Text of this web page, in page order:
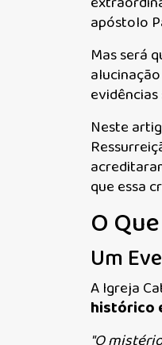
apóstolo
Mas será
Neste
que essa
O
Um
A Igreja
histórico